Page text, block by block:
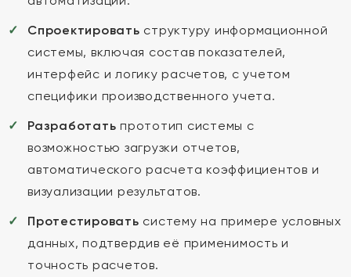
Спроектировать структуру информационной
системы, включая состав показателей,
интерфейс и логику расчетов, с учетом
специфики производственного учета.
Разработать прототип системы с
возможностью загрузки отчетов,
автоматического расчета коэффициентов и
визуализации результатов.
Протестировать систему на примере условных
данных, подтвердив её применимость и
точность расчетов.